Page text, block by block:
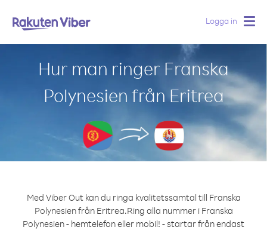
Logga in
Hur man ringer Franska
Polynesien från Eritrea
Med Viber Out kan du ringa kvalitetssamtal till Franska
Polynesien från Eritrea.Ring alla nummer i Franska
Polynesien - hemtelefon eller mobil! - startar från endast